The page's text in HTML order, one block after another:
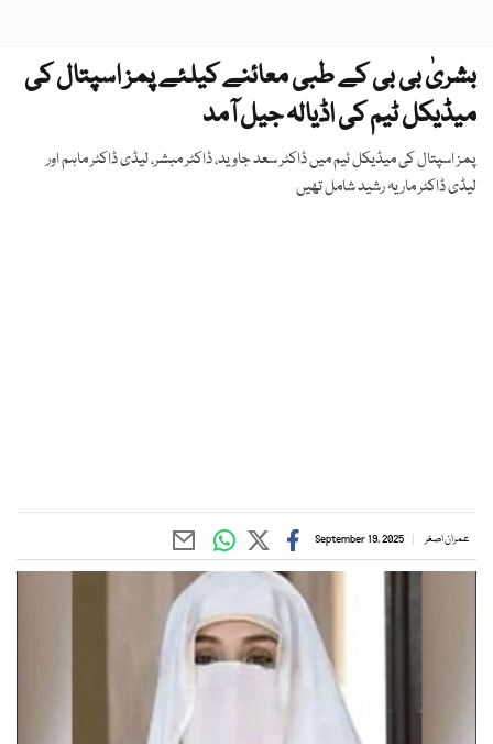
بشریٰ بی بی کے طبی معائنے کیلئے پمز اسپتال کی
میڈیکل ٹیم کی اڈیالہ جیل آمد
پمز اسپتال کی میڈیکل ٹیم میں ڈاکٹر سعد جاوید، ڈاکٹر مبشر، لیڈی ڈاکٹر ماہم اور
لیڈی ڈاکٹر ماریہ رشید شامل تھیں
عمران اصغر September 19, 2025